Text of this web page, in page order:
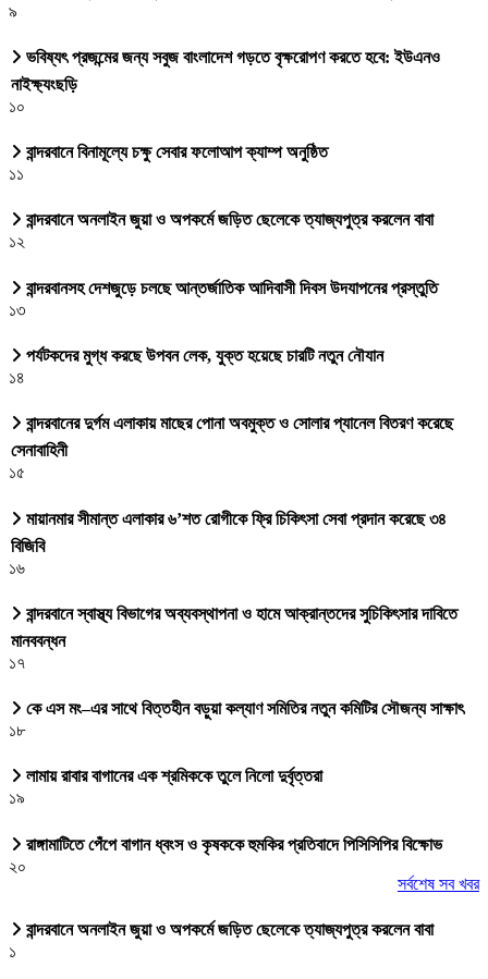
৯
ভবিষ্যৎ প্রজন্মের জন্য সবুজ বাংলাদেশ গড়তে বৃক্ষরোপণ করতে হবে: ইউএনও
নাইক্ষ্যংছড়ি
১০
বান্দরবানে বিনামূল্যে চক্ষু সেবার ফলোআপ ক্যাম্প অনুষ্ঠিত
১১
বান্দরবানে অনলাইন জুয়া ও অপকর্মে জড়িত ছেলেকে ত্যাজ্যপুত্র করলেন বাবা
১২
বান্দরবানসহ দেশজুড়ে চলছে আন্তর্জাতিক আদিবাসী দিবস উদযাপনের প্রস্তুতি
১৩
পর্যটকদের মুগ্ধ করছে উপবন লেক, যুক্ত হয়েছে চারটি নতুন নৌযান
১৪
বান্দরবানের দুর্গম এলাকায় মাছের পোনা অবমুক্ত ও সোলার প্যানেল বিতরণ করেছে
সেনাবাহিনী
১৫
মায়ানমার সীমান্ত এলাকার ৬’শত রোগীকে ফ্রি চিকিৎসা সেবা প্রদান করেছে ৩৪
বিজিবি
১৬
বান্দরবানে স্বাস্থ্য বিভাগের অব্যবস্থাপনা ও হামে আক্রান্তদের সুচিকিৎসার দাবিতে
মানববন্ধন
১৭
কে এস মং–এর সাথে বিত্তহীন বড়ুয়া কল্যাণ সমিতির নতুন কমিটির সৌজন্য সাক্ষাৎ
১৮
লামায় রাবার বাগানের এক শ্রমিককে তুলে নিলো দুর্বৃত্তরা
১৯
রাঙ্গামাটিতে পেঁপে বাগান ধ্বংস ও কৃষককে হুমকির প্রতিবাদে পিসিসিপির বিক্ষোভ
২০
সর্বশেষ সব খবর
বান্দরবানে অনলাইন জুয়া ও অপকর্মে জড়িত ছেলেকে ত্যাজ্যপুত্র করলেন বাবা
১